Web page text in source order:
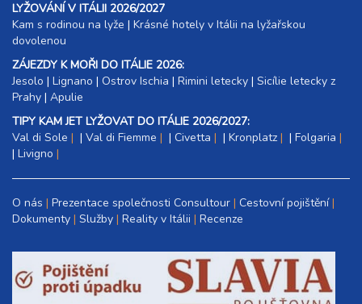
LYŽOVÁNÍ V ITÁLII 2026/2027
Kam s rodinou na lyže |​ Krásné hotely v Itálii na lyžařskou
dovolenou
ZÁJEZDY K MOŘI DO ITÁLIE 2026:
Jesolo | Lignano | Ostrov Ischia | Rimini letecky | Sicílie letecky z
Prahy | Apulie
TIPY KAM JET LYŽOVAT DO ITÁLIE 2026/2027:
Val di Sole
| Val di Fiemme | Civetta | Kronplatz | Folgaria
| Livigno
O nás Prezentace společnosti Consultour Cestovní pojištění
Dokumenty Služby Reality v Itálii Recenze